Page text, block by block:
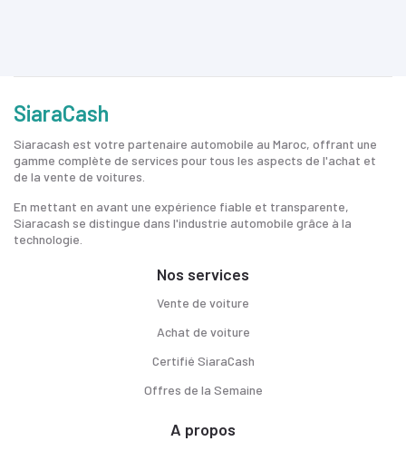
SiaraCash
Siaracash est votre partenaire automobile au Maroc, offrant une
gamme complète de services pour tous les aspects de l'achat et
de la vente de voitures.
En mettant en avant une expérience fiable et transparente,
Siaracash se distingue dans l'industrie automobile grâce à la
technologie.
Nos services
Vente de voiture
Achat de voiture
Certifié SiaraCash
Offres de la Semaine
A propos